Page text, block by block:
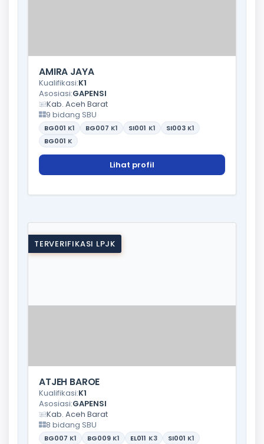
AMIRA JAYA
Kualifikasi:K1
Asosiasi:GAPENSI
Kab. Aceh Barat
9 bidang SBU
BG001 K1 BG007 K1 SI001 K1 SI003 K1
BG001 K
Lihat profil
TERVERIFIKASI LPJK
ATJEH BAROE
Kualifikasi:K1
Asosiasi:GAPENSI
Kab. Aceh Barat
8 bidang SBU
BG007 K1 BG009 K1 EL011 K3 SI001 K1